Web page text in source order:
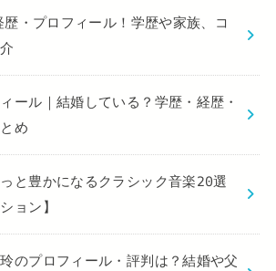
・プロフィール！学歴や家族、コ
ール｜結婚している？学歴・経歴・
め
と豊かになるクラシック音楽20選
ョン】
のプロフィール・評判は？結婚や父